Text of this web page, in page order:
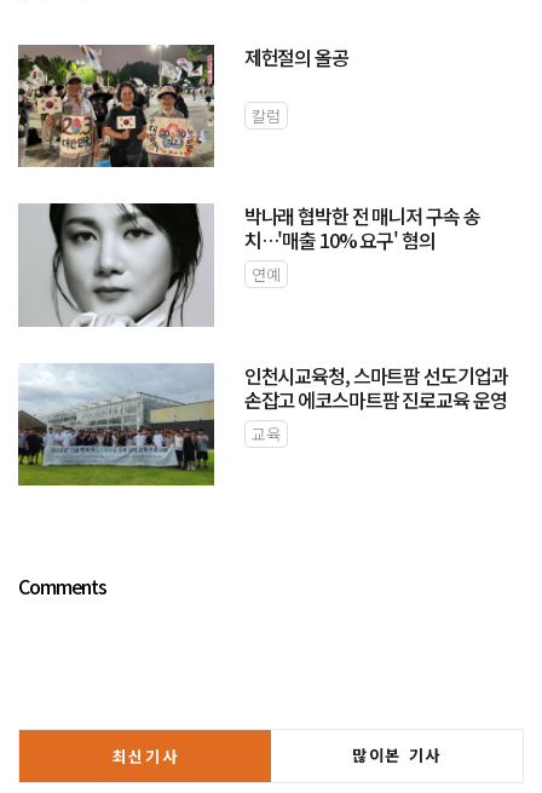
제헌절의 올공
칼럼
박나래 협박한 전 매니저 구속 송
치…'매출 10% 요구' 혐의
연예
인천시교육청, 스마트팜 선도기업과
손잡고 에코스마트팜 진로교육 운영
교육
Comments
최신기사 많이본 기사